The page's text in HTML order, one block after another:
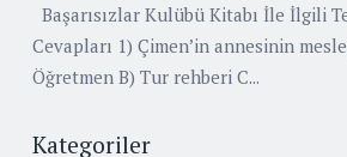
Başarısızlar Kulübü Kitabı İle İlgili
Cevapları 1) Çimen’in annesinin
Öğretmen B) Tur rehberi C...
Kategoriler